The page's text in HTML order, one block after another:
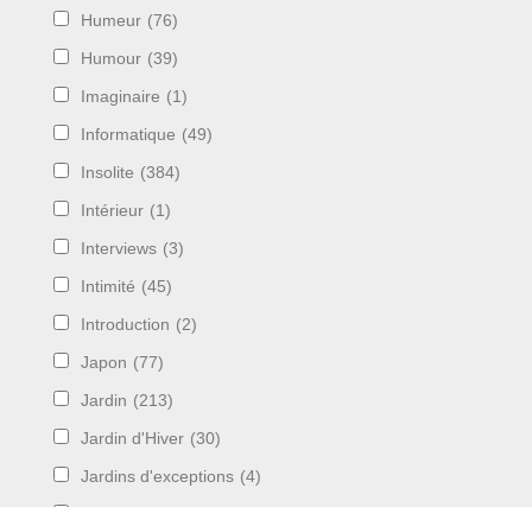
Humeur (76)
Humour (39)
Imaginaire (1)
Informatique (49)
Insolite (384)
Intérieur (1)
Interviews (3)
Intimité (45)
Introduction (2)
Japon (77)
Jardin (213)
Jardin d'Hiver (30)
Jardins d'exceptions (4)